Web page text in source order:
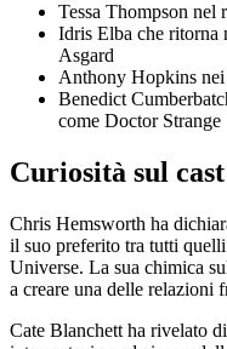
Tessa Thompson nel
Idris Elba che
Asgard
Anthony Hopkins
Benedict
come Doctor Strange
Curiosità sul
Chris Hemsworth ha
il suo preferito tra tutti
Universe. La sua chimica
a creare una delle relazioni
Cate Blanchett ha rivelato